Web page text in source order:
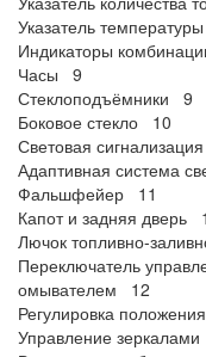
Указатель
Индикаторы
Часы 9
Стеклоподъёмники 9
Боковое стекло 10
Световая
Адаптивная система
Фальшфейер 11
Капот и задняя дверь
Лючок топливно-
Переключатель
омывателем 12
Регулировка
Управление